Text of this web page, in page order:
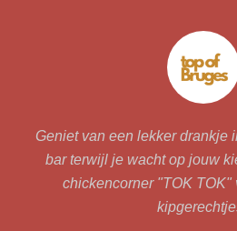
Geniet van een lekker drankje
bar terwijl je wacht op jouw
chickencorner "TOK TOK"